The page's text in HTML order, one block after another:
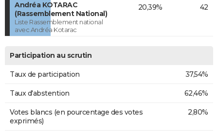
Andréa KOTARAC
(Rassemblement National)
Liste Rassemblement national
avec Andréa Kotarac
20,39% 42
Participation au scrutin
Taux de participation 37,54%
Taux d'abstention 62,46%
Votes blancs (en pourcentage des votes
exprimés)
2,80%